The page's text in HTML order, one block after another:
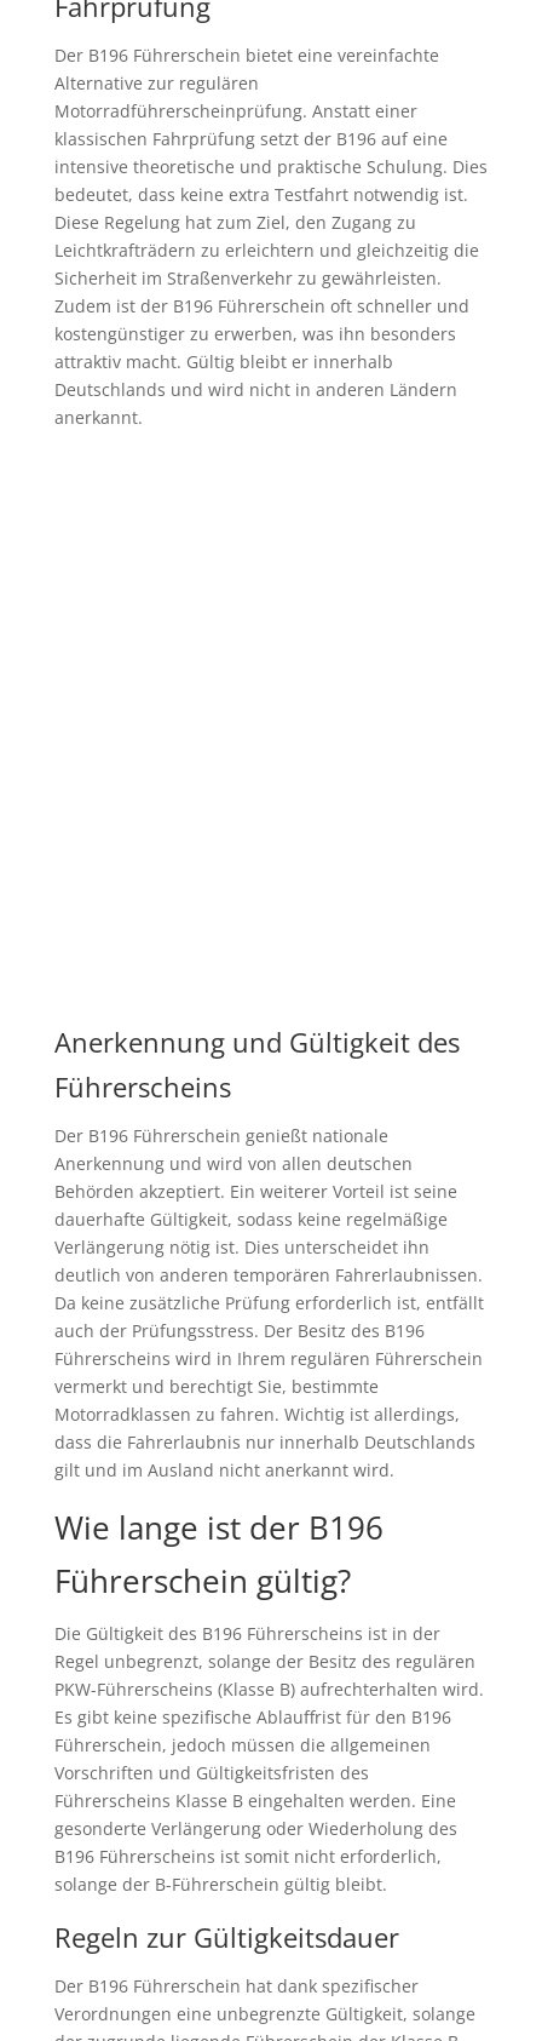
Der B196 Führerschein bietet eine vereinfachte
Alternative zur regulären
Motorradführerscheinprüfung. Anstatt einer
klassischen Fahrprüfung setzt der B196 auf eine
intensive theoretische und praktische Schulung. Dies
bedeutet, dass keine extra Testfahrt notwendig ist.
Diese Regelung hat zum Ziel, den Zugang zu
Leichtkrafträdern zu erleichtern und gleichzeitig die
Sicherheit im Straßenverkehr zu gewährleisten.
Zudem ist der B196 Führerschein oft schneller und
kostengünstiger zu erwerben, was ihn besonders
attraktiv macht. Gültig bleibt er innerhalb
Deutschlands und wird nicht in anderen Ländern
anerkannt.
Anerkennung und Gültigkeit des
Führerscheins
Der B196 Führerschein genießt nationale
Anerkennung und wird von allen deutschen
Behörden akzeptiert. Ein weiterer Vorteil ist seine
dauerhafte Gültigkeit, sodass keine regelmäßige
Verlängerung nötig ist. Dies unterscheidet ihn
deutlich von anderen temporären Fahrerlaubnissen.
Da keine zusätzliche Prüfung erforderlich ist, entfällt
auch der Prüfungsstress. Der Besitz des B196
Führerscheins wird in Ihrem regulären Führerschein
vermerkt und berechtigt Sie, bestimmte
Motorradklassen zu fahren. Wichtig ist allerdings,
dass die Fahrerlaubnis nur innerhalb Deutschlands
gilt und im Ausland nicht anerkannt wird.
Wie lange ist der B196
Führerschein gültig?
Die Gültigkeit des B196 Führerscheins ist in der
Regel unbegrenzt, solange der Besitz des regulären
PKW-Führerscheins (Klasse B) aufrechterhalten wird.
Es gibt keine spezifische Ablauffrist für den B196
Führerschein, jedoch müssen die allgemeinen
Vorschriften und Gültigkeitsfristen des
Führerscheins Klasse B eingehalten werden. Eine
gesonderte Verlängerung oder Wiederholung des
B196 Führerscheins ist somit nicht erforderlich,
solange der B-Führerschein gültig bleibt.
Regeln zur Gültigkeitsdauer
Der B196 Führerschein hat dank spezifischer
Verordnungen eine unbegrenzte Gültigkeit, solange